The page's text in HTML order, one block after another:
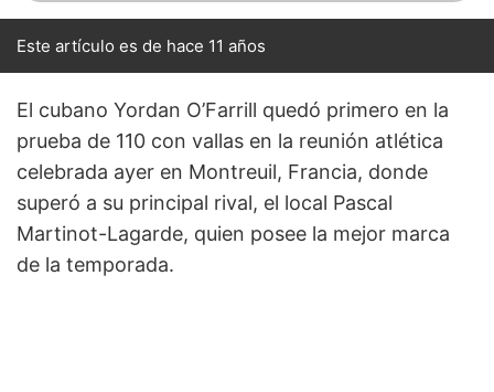
Este artículo es de hace 11 años
El cubano Yordan O’Farrill quedó primero en la
prueba de 110 con vallas en la reunión atlética
celebrada ayer en Montreuil, Francia, donde
superó a su principal rival, el local Pascal
Martinot-Lagarde, quien posee la mejor marca
de la temporada.